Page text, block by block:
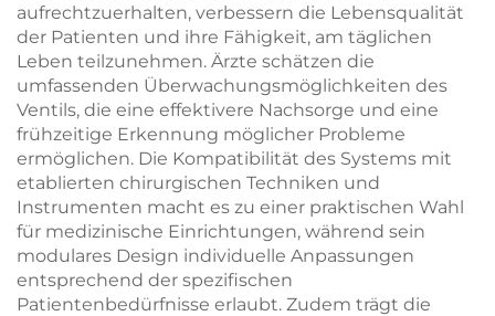
aufrechtzuerhalten, verbessern die Lebensqualität
der Patienten und ihre Fähigkeit, am täglichen
Leben teilzunehmen. Ärzte schätzen die
umfassenden Überwachungsmöglichkeiten des
Ventils, die eine effektivere Nachsorge und eine
frühzeitige Erkennung möglicher Probleme
ermöglichen. Die Kompatibilität des Systems mit
etablierten chirurgischen Techniken und
Instrumenten macht es zu einer praktischen Wahl
für medizinische Einrichtungen, während sein
modulares Design individuelle Anpassungen
entsprechend der spezifischen
Patientenbedürfnisse erlaubt. Zudem trägt die